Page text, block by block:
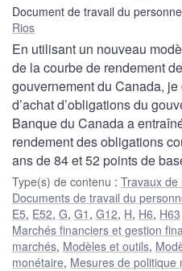
Document de travail du
Rios
En utilisant un nouveau
de la courbe de rendement
gouvernement du Canada,
d’achat d’obligations du
Banque du Canada a
rendement des obligations
ans de 84 et 52 points de
Type(s) de contenu : Travaux
Documents de travail du
E5, E52, G, G1 , G12, H, H6, H63
Marchés financiers et gestion
marchés, Modèles et outils,
monétaire, Mesures de